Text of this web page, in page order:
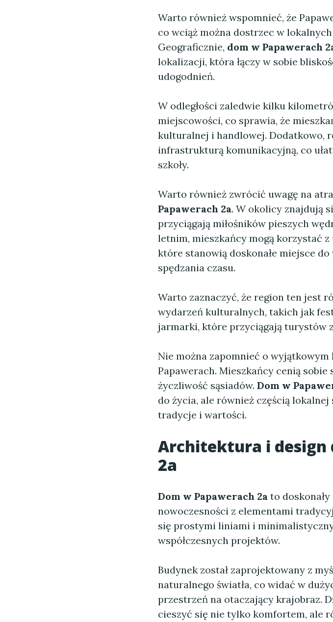
Warto również wspomnieć, że
co wciąż można dostrzec w
Geograficznie, dom w Papawerach
lokalizacji, która łączy w sobie
udogodnień.
W odległości zaledwie kilku
miejscowości, co sprawia, że
kulturalnej i handlowej. Dodatkowo,
infrastrukturą komunikacyjną, co
szkoły.
Warto również zwrócić uwagę na
Papawerach 2a. W okolicy znajdują
przyciągają miłośników pieszych
letnim, mieszkańcy mogą korzystać
które stanowią doskonałe miejsce
spędzania czasu.
Warto zaznaczyć, że region ten jest
wydarzeń kulturalnych, takich jak
jarmarki, które przyciągają turystów
Nie można zapomnieć o
Papawerach. Mieszkańcy cenią
życzliwość sąsiadów. Dom w
do życia, ale również częścią
tradycje i wartości.
Architektura i design
2a
Dom w Papawerach 2a to
nowoczesności z elementami
się prostymi liniami i
współczesnych projektów.
Budynek został zaprojektowany z
naturalnego światła, co widać w
przestrzeń na otaczający krajobraz.
cieszyć się nie tylko komfortem, ale